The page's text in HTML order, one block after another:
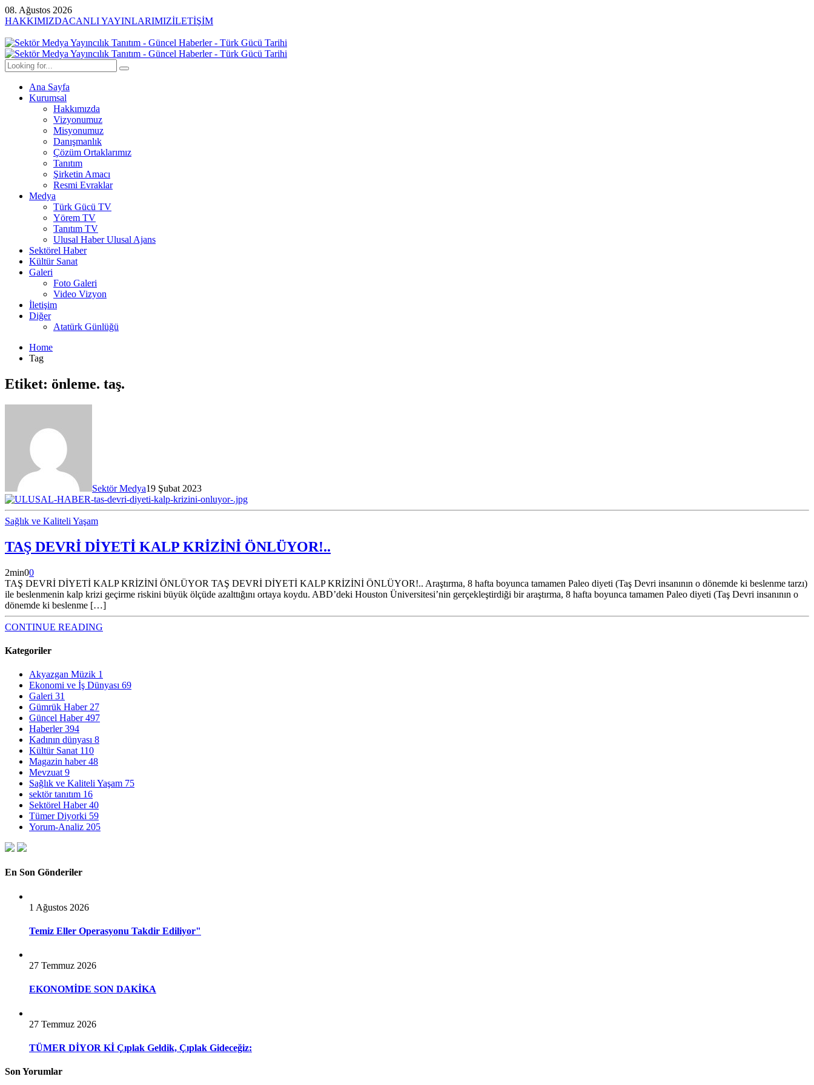
08. Ağustos 2026
HAKKIMIZDACANLI YAYINLARIMIZİLETİŞİM
Ana Sayfa
Kurumsal
Hakkımızda
Vizyonumuz
Misyonumuz
Danışmanlık
Çözüm Ortaklarımız
Tanıtım
Şirketin Amacı
Resmi Evraklar
Medya
Türk Gücü TV
Yörem TV
Tanıtım TV
Ulusal Haber Ulusal Ajans
Sektörel Haber
Kültür Sanat
Galeri
Foto Galeri
Video Vizyon
İletişim
Diğer
Atatürk Günlüğü
Home
Tag
Etiket: önleme. taş.
Sektör Medya19 Şubat 2023
Sağlık ve Kaliteli Yaşam
TAŞ DEVRİ DİYETİ KALP KRİZİNİ ÖNLÜYOR!..
2min00
TAŞ DEVRİ DİYETİ KALP KRİZİNİ ÖNLÜYOR TAŞ DEVRİ DİYETİ KALP KRİZİNİ ÖNLÜYOR!.. Araştırma, 8 hafta boyunca tamamen Paleo diyeti (Taş Devri insanının o dönemde ki beslenme tarzı)
ile beslenmenin kalp krizi geçirme riskini büyük ölçüde azalttığını ortaya koydu. ABD’deki Houston Üniversitesi’nin gerçekleştirdiği bir araştırma, 8 hafta boyunca tamamen Paleo diyeti (Taş Devri insanının o
dönemde ki beslenme […]
CONTINUE READING
Kategoriler
Akyazgan Müzik 1
Ekonomi ve İş Dünyası 69
Galeri 31
Gümrük Haber 27
Güncel Haber497
Haberler394
Kadının dünyası 8
Kültür Sanat 110
Magazin haber48
Mevzuat 9
Sağlık ve Kaliteli Yaşam 75
sektör tanıtım 16
Sektörel Haber40
Tümer Diyorki 59
Yorum-Analiz 205
En Son Gönderiler
1 Ağustos 2026
Temiz Eller Operasyonu Takdir Ediliyor"
27 Temmuz 2026
EKONOMİDE SON DAKİKA
27 Temmuz 2026
TÜMER DİYOR Kİ Çıplak Geldik, Çıplak Gideceğiz:
Son Yorumlar